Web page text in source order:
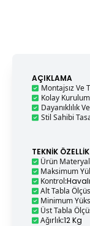
AÇIKLAMA
Montajsız Ve
Kolay
Dayanıklılık
Stil Sahibi
TEKNIK ÖZELLIK
Ürün Materyal
Maksimum
Kontrol:
Alt Tabla
Minimum
Üst Tabla
Ağırlık:12 Kg